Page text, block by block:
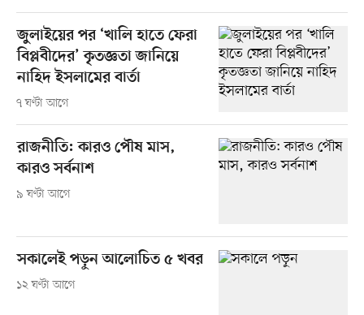
জুলাইয়ের পর ‘খালি হাতে ফেরা
বিপ্লবীদের’ কৃতজ্ঞতা জানিয়ে
নাহিদ ইসলামের বার্তা
৭ ঘণ্টা আগে
রাজনীতি: কারও পৌষ মাস,
কারও সর্বনাশ
৯ ঘণ্টা আগে
সকালেই পড়ুন আলোচিত ৫ খবর
১২ ঘণ্টা আগে